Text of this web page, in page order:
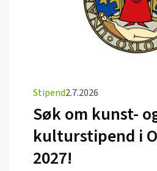
Stipend2.7.2026
Søk om kunst-
kulturstipend i
2027!